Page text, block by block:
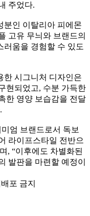
주었다.
분인 이탈리아 피에몬
고유 무늬와 브랜드의
러움을 경험할 수 있도
한 시그니처 디자인은
현되었고, 수분 가득한
한 영양 보습감을 전달
엄 브랜드로서 독보
라이프스타일 전반으
, “이후에도 차별화된
발판을 마련할 예정이
포 금지